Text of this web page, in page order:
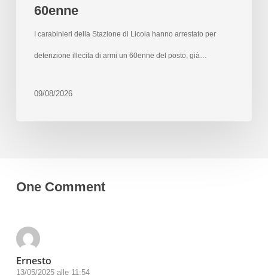
60enne
I carabinieri della Stazione di Licola hanno arrestato per
detenzione illecita di armi un 60enne del posto, già…
09/08/2026
One Comment
Ernesto
13/05/2025 alle 11:54